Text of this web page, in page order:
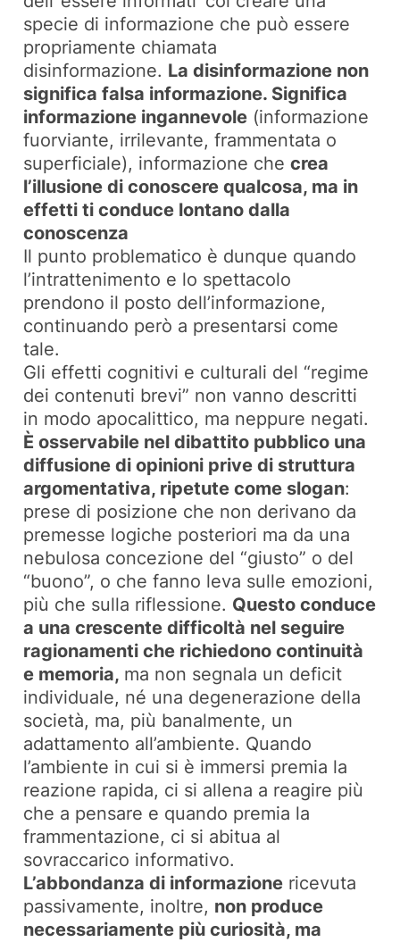
specie di informazione che può essere
propriamente chiamata
disinformazione. La disinformazione non
significa falsa informazione. Significa
informazione ingannevole (informazione
fuorviante, irrilevante, frammentata o
superficiale), informazione checrea
l’illusione di conoscere qualcosa, ma in
effetti ti conduce lontano dalla
conoscenza
Il punto problematico è dunque quando
l’intrattenimento e lo spettacolo
prendono il posto dell’informazione,
continuando però a presentarsi come
tale.
Gli effetti cognitivi e culturali del “regime
dei contenuti brevi” non vanno descritti
in modo apocalittico, ma neppure negati.
È osservabile nel dibattito pubblico una
diffusione di opinioni prive di struttura
argomentativa, ripetute come slogan:
prese di posizione che non derivano da
premesse logiche posteriori ma da una
nebulosa concezione del “giusto” o del
“buono”, o che fanno leva sulle emozioni,
più che sulla riflessione. Questo conduce
a una crescente difficoltà nel seguire
ragionamenti che richiedono continuità
e memoria, ma non segnala un deficit
individuale, né una degenerazione della
società, ma, più banalmente, un
adattamento all’ambiente. Quando
l’ambiente in cui si è immersi premia la
reazione rapida, ci si allena a reagire più
che a pensare e quando premia la
frammentazione, ci si abitua al
sovraccarico informativo.
L’abbondanza di informazione ricevuta
passivamente, inoltre, non produce
necessariamente più curiosità, ma